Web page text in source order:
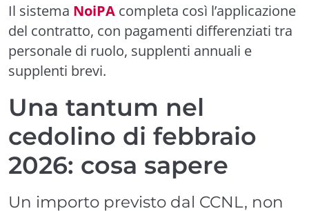
Il sistema NoiPA completa così l’applicazione
del contratto, con pagamenti differenziati tra
personale di ruolo, supplenti annuali e
supplenti brevi.
Una tantum nel
cedolino di febbraio
2026: cosa sapere
Un importo previsto dal CCNL, non